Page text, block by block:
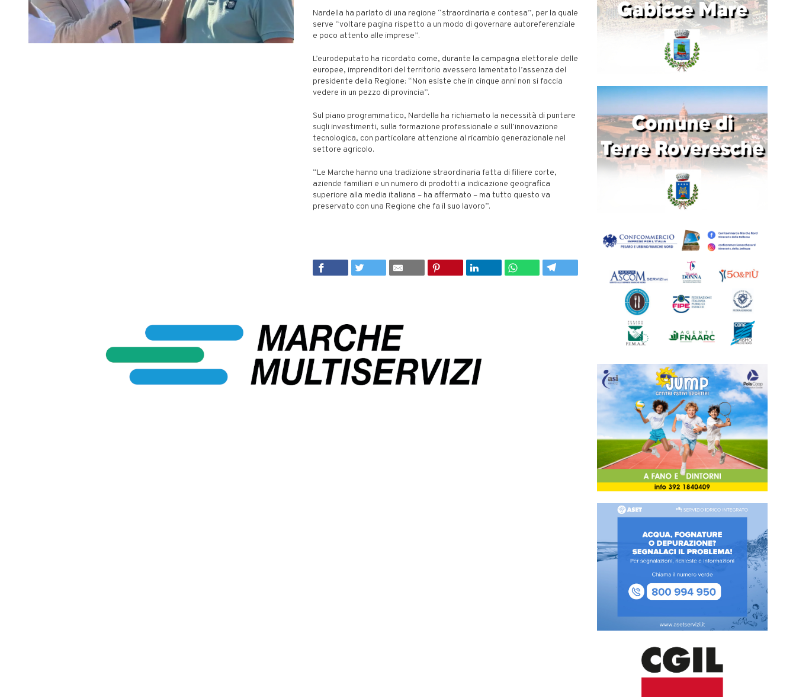
Nardella ha parlato di una regione “straordinaria e contesa”, per la quale
serve “voltare pagina rispetto a un modo di governare autoreferenziale
e poco attento alle imprese”.
L’eurodeputato ha ricordato come, durante la campagna elettorale delle
europee, imprenditori del territorio avessero lamentato l’assenza del
presidente della Regione: “Non esiste che in cinque anni non si faccia
vedere in un pezzo di provincia”.
Sul piano programmatico, Nardella ha richiamato la necessità di puntare
sugli investimenti, sulla formazione professionale e sull’innovazione
tecnologica, con particolare attenzione al ricambio generazionale nel
settore agricolo.
“Le Marche hanno una tradizione straordinaria fatta di filiere corte,
aziende familiari e un numero di prodotti a indicazione geografica
superiore alla media italiana – ha affermato – ma tutto questo va
preservato con una Regione che fa il suo lavoro”.